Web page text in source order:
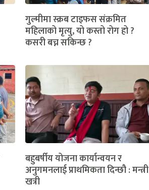
गुल्मीमा स्क्रब टाइफस संक्रमित
महिलाको मृत्यु, यो कस्तो रोग हो ?
कसरी बच्न सकिन्छ ?
बहुबर्षीय योजना कार्यान्वयन र
अनुगमनलाई प्राथमिकता दिन्छौ : मन्त्री
खत्री